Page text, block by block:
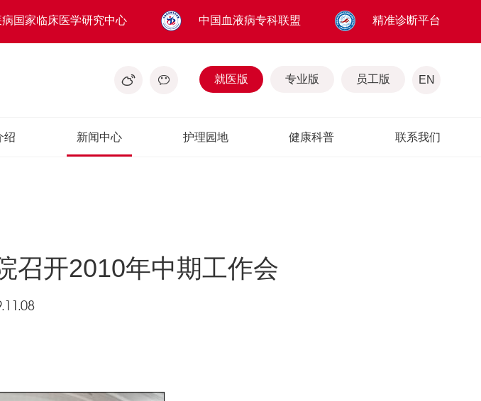
国家临床医学研究中心 中国血液病专科联盟 精准诊断平台
就医版 专业版 员工版 EN
绍 新闻中心 护理园地 健康科普 联系我们
召开2010年中期工作会